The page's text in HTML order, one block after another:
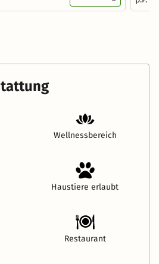
Wellnessbereich
Haustiere erlaubt
Restaurant